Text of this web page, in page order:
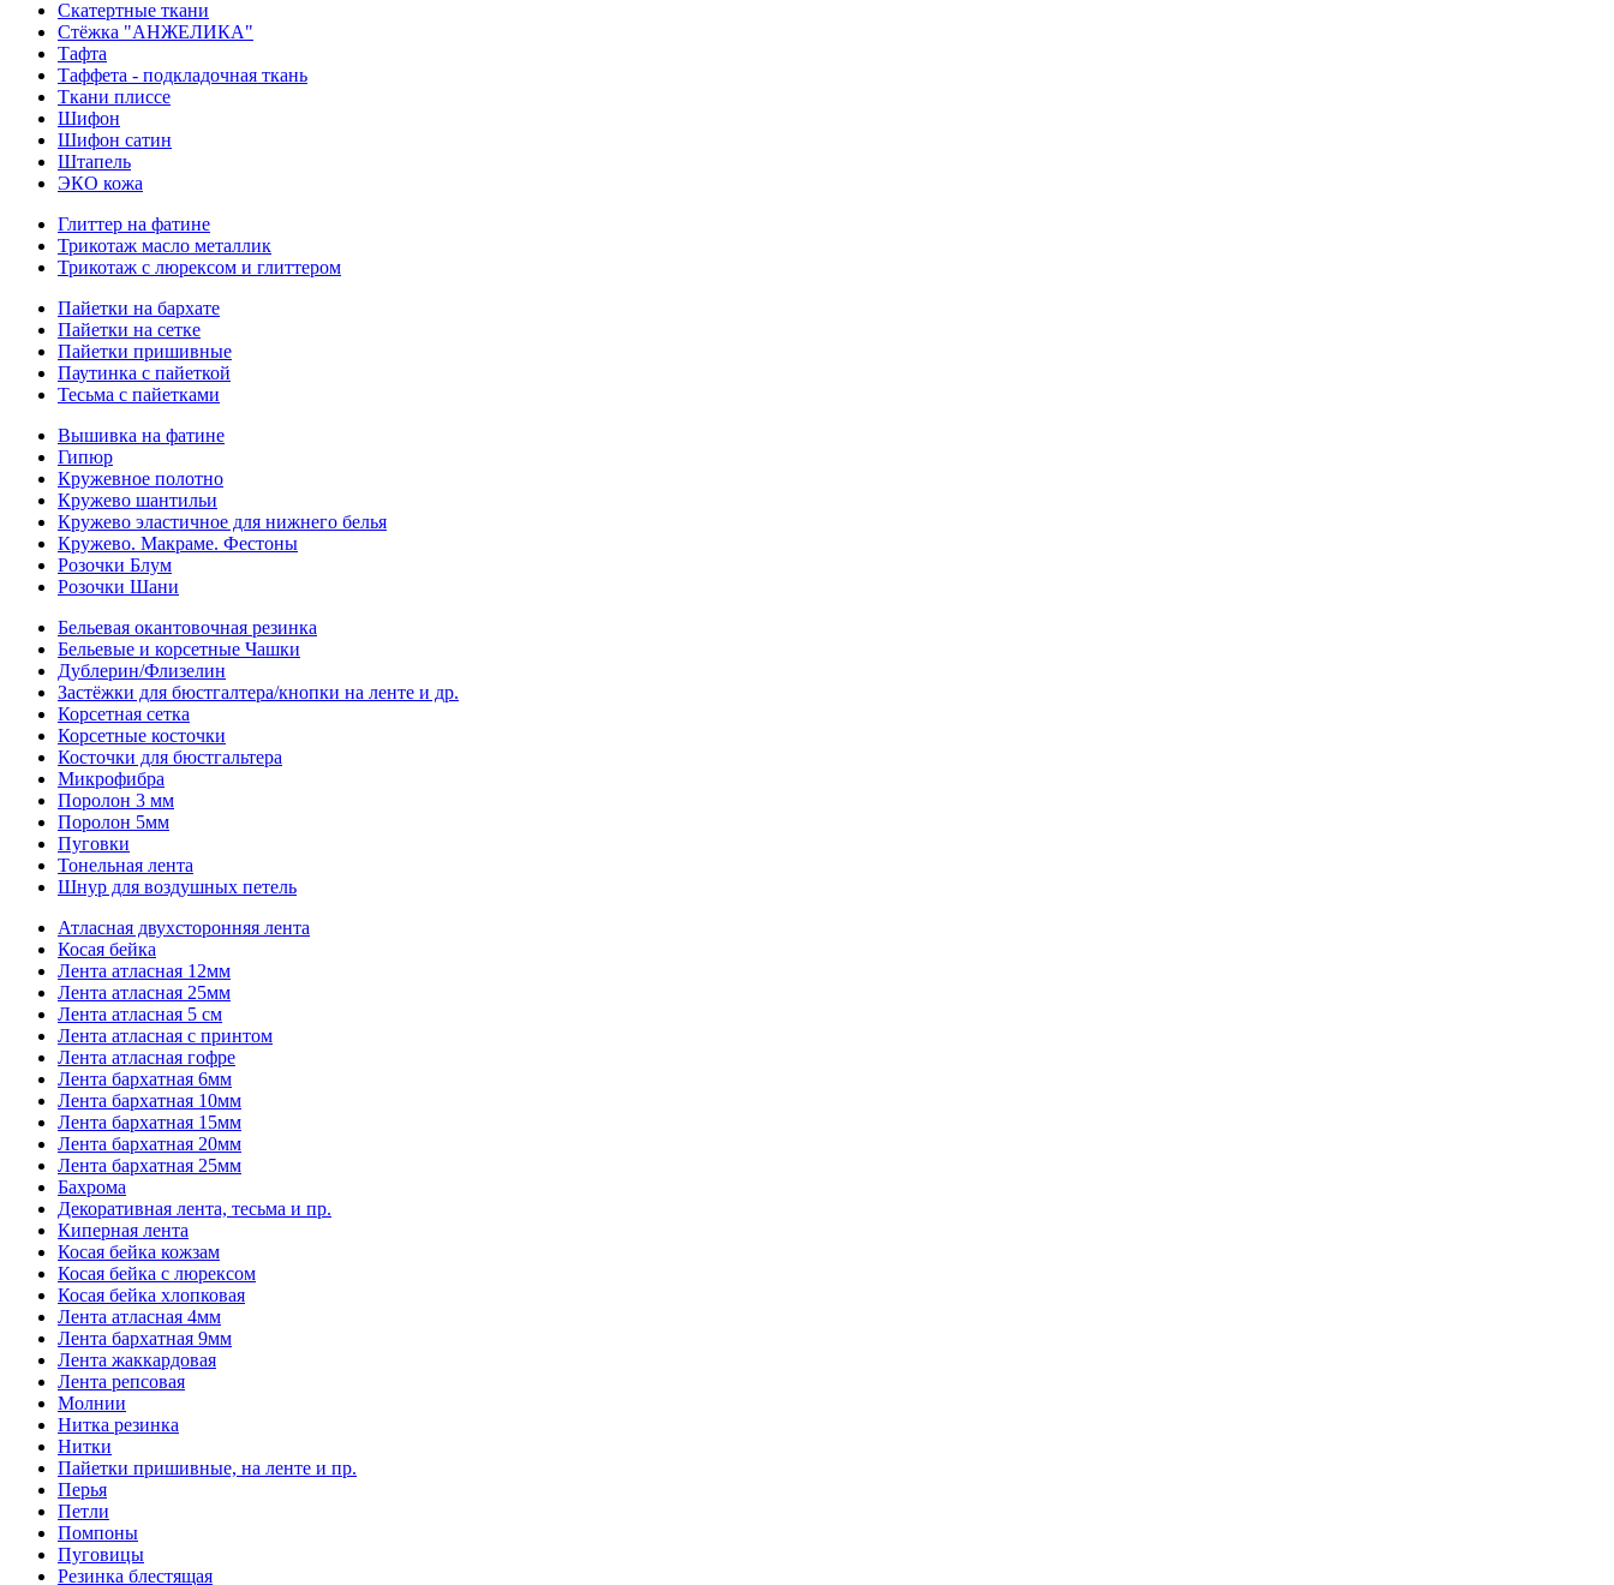
Скатертные ткани
Стёжка "АНЖЕЛИКА"
Тафта
Таффета - подкладочная ткань
Ткани плиссе
Шифон
Шифон сатин
Штапель
ЭКО кожа
Глиттер на фатине
Трикотаж масло металлик
Трикотаж с люрексом и глиттером
Пайетки на бархате
Пайетки на сетке
Пайетки пришивные
Паутинка с пайеткой
Тесьма с пайетками
Вышивка на фатине
Гипюр
Кружевное полотно
Кружево шантильи
Кружево эластичное для нижнего белья
Кружево. Макраме. Фестоны
Розочки Блум
Розочки Шани
Бельевая окантовочная резинка
Бельевые и корсетные Чашки
Дублерин/Флизелин
Застёжки для бюстгалтера/кнопки на ленте и др.
Корсетная сетка
Корсетные косточки
Косточки для бюстгальтера
Микрофибра
Поролон 3 мм
Поролон 5мм
Пуговки
Тонельная лента
Шнур для воздушных петель
Атласная двухсторонняя лента
Косая бейка
Лента атласная 12мм
Лента атласная 25мм
Лента атласная 5 см
Лента атласная с принтом
Лента атласная гофре
Лента бархатная 6мм
Лента бархатная 10мм
Лента бархатная 15мм
Лента бархатная 20мм
Лента бархатная 25мм
Бахрома
Декоративная лента, тесьма и пр.
Киперная лента
Косая бейка кожзам
Косая бейка с люрексом
Косая бейка хлопковая
Лента атласная 4мм
Лента бархатная 9мм
Лента жаккардовая
Лента репсовая
Молнии
Нитка резинка
Нитки
Пайетки пришивные, на ленте и пр.
Перья
Петли
Помпоны
Пуговицы
Резинка блестящая